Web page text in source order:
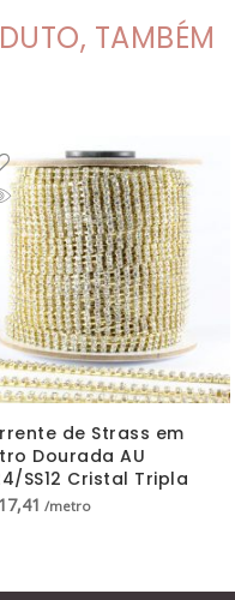
TAMBÉM
de Strass em
Dourada AU
SS12 Cristal Tripla
17,41 /metro